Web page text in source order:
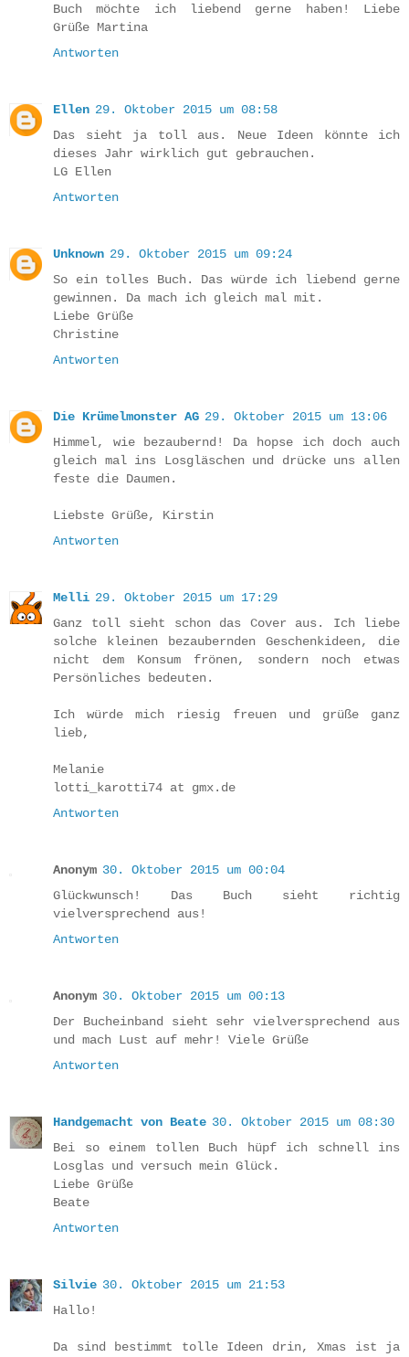
Buch möchte ich liebend gerne haben! Liebe
Grüße Martina
Antworten
Ellen 29. Oktober 2015 um 08:58
Das sieht ja toll aus. Neue Ideen könnte ich
dieses Jahr wirklich gut gebrauchen.
LG Ellen
Antworten
Unknown 29. Oktober 2015 um 09:24
So ein tolles Buch. Das würde ich liebend gerne
gewinnen. Da mach ich gleich mal mit.
Liebe Grüße
Christine
Antworten
Die Krümelmonster AG 29. Oktober 2015 um 13:06
Himmel, wie bezaubernd! Da hopse ich doch auch
gleich mal ins Losgläschen und drücke uns allen
feste die Daumen.
Liebste Grüße, Kirstin
Antworten
Melli 29. Oktober 2015 um 17:29
Ganz toll sieht schon das Cover aus. Ich liebe
solche kleinen bezaubernden Geschenkideen, die
nicht dem Konsum frönen, sondern noch etwas
Persönliches bedeuten.
Ich würde mich riesig freuen und grüße ganz
lieb,
Melanie
lotti_karotti74 at gmx.de
Antworten
Anonym 30. Oktober 2015 um 00:04
Glückwunsch! Das Buch sieht richtig
vielversprechend aus!
Antworten
Anonym 30. Oktober 2015 um 00:13
Der Bucheinband sieht sehr vielversprechend aus
und mach Lust auf mehr! Viele Grüße
Antworten
Handgemacht von Beate 30. Oktober 2015 um 08:30
Bei so einem tollen Buch hüpf ich schnell ins
Losglas und versuch mein Glück.
Liebe Grüße
Beate
Antworten
Silvie 30. Oktober 2015 um 21:53
Hallo!
Da sind bestimmt tolle Ideen drin, Xmas ist ja